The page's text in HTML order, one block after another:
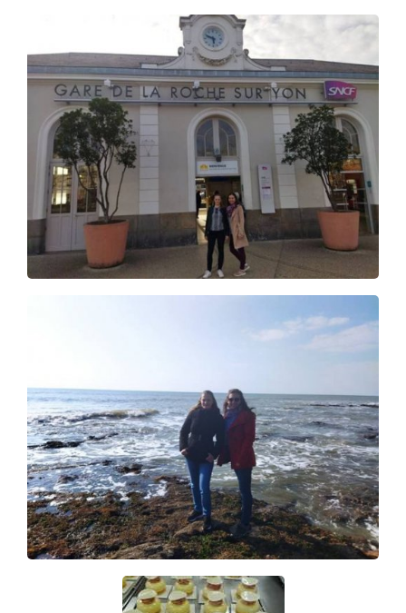
Úvod
Aktuálně
Škola
Obory vzdělání
Informace ke studiu
Kurzy
Organizace školního roku
Pracovní příležitosti
Přihláška ke studiu
Přijímací řízení
Profesní kvalifikace
Programy dalšího vzdělávání